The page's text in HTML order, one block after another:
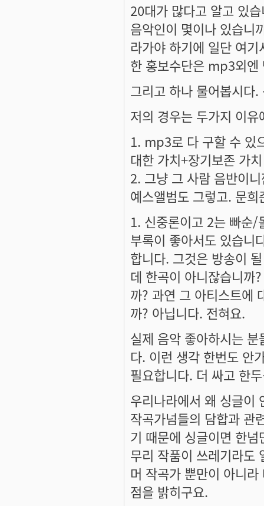
20대가 많다고 알고 있
음악인이 몇이나 있습니
라가야 하기에 일단 여
한 홍보수단은 mp3외엔
그리고 하나 물어봅시다
저의 경우는 두가지 이유
1. mp3로 다 구할 수 있
대한 가치+장기보존 가
2. 그냥 그 사람 음반이
예스앨범도 그렇고. 문
1. 신중론이고 2는 빠순/
부록이 좋아서도 있습니
합니다. 그것은 방송이
데 한곡이 아니잖습니까
까? 과연 그 아티스트에
까? 아닙니다. 전혀요.
실제 음악 좋아하시는
다. 이런 생각 한번도 안
필요합니다. 더 싸고 한
우리나라에서 왜 싱글이
작곡가넘들의 담합과 관
기 때문에 싱글이면 한
무리 작품이 쓰레기라도
머 작곡가 뿐만이 아니
점을 밝히구요.